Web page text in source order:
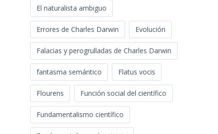
El naturalista ambiguo
Errores de Charles Darwin Evolución
Falacias y perogrulladas de Charles Darwin
fantasma semántico Flatus vocis
Flourens Función social del científico
Fundamentalismo científico